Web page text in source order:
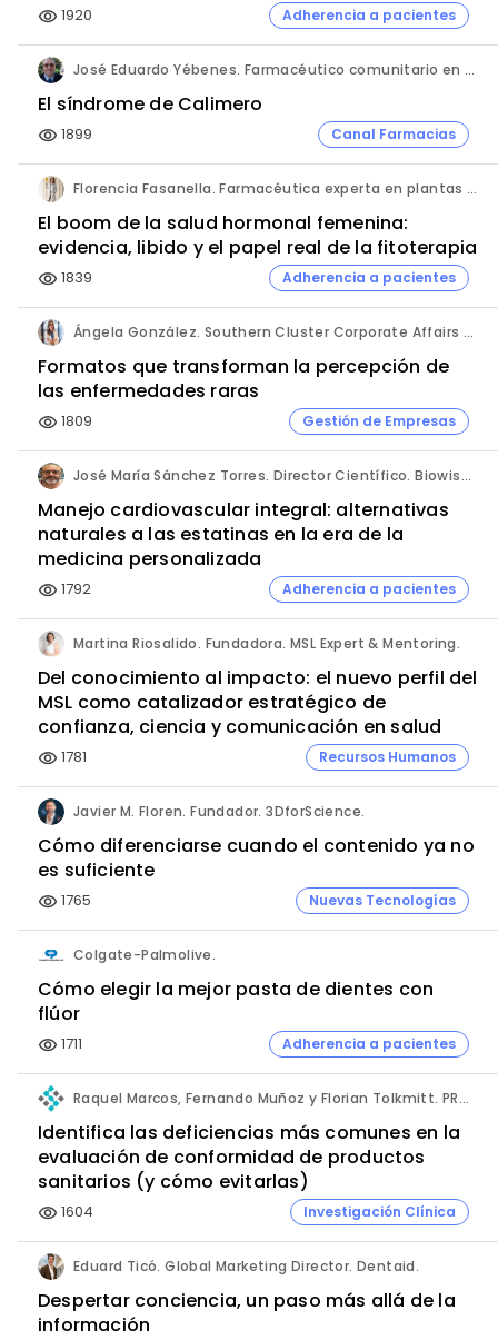
visibility 1920 Adherencia a pacientes
José Eduardo Yébenes. Farmacéutico comunitario en Mijas (Málaga).
El síndrome de Calimero
visibility 1899 Canal Farmacias
Florencia Fasanella. Farmacéutica experta en plantas medicinales.
El boom de la salud hormonal femenina:
evidencia, libido y el papel real de la fitoterapia
visibility 1839 Adherencia a pacientes
Ángela González. Southern Cluster Corporate Affairs & Patient Partnership Director. Kyowa Kirin.
Formatos que transforman la percepción de
las enfermedades raras
visibility 1809 Gestión de Empresas
José María Sánchez Torres. Director Científico. Biowise Pharmaceuticals.
Manejo cardiovascular integral: alternativas
naturales a las estatinas en la era de la
medicina personalizada
visibility 1792 Adherencia a pacientes
Martina Riosalido. Fundadora. MSL Expert & Mentoring.
Del conocimiento al impacto: el nuevo perfil del
MSL como catalizador estratégico de
confianza, ciencia y comunicación en salud
visibility 1781 Recursos Humanos
Javier M. Floren. Fundador. 3DforScience.
Cómo diferenciarse cuando el contenido ya no
es suficiente
visibility 1765 Nuevas Tecnologías
Colgate-Palmolive.
Cómo elegir la mejor pasta de dientes con
flúor
visibility 1711 Adherencia a pacientes
Raquel Marcos, Fernando Muñoz y Florian Tolkmitt. PRO-LIANCE GLOBAL SOLUTIONS GmbH.
Identifica las deficiencias más comunes en la
evaluación de conformidad de productos
sanitarios (y cómo evitarlas)
visibility 1604 Investigación Clínica
Eduard Ticó. Global Marketing Director. Dentaid.
Despertar conciencia, un paso más allá de la
información